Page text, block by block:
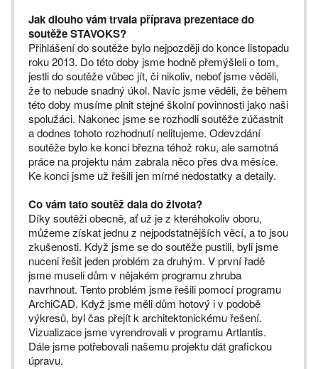
Jak dlouho vám trvala příprava prezentace do
soutěže STAVOKS?
Přihlášení do soutěže bylo nejpozději do konce listopadu
roku 2013. Do této doby jsme hodně přemýšleli o tom,
jestli do soutěže vůbec jít, či nikoliv, neboť jsme věděli,
že to nebude snadný úkol. Navíc jsme věděli, že během
této doby musíme plnit stejné školní povinnosti jako naši
spolužáci. Nakonec jsme se rozhodli soutěže zúčastnit
a dodnes tohoto rozhodnutí nelitujeme. Odevzdání
soutěže bylo ke konci března téhož roku, ale samotná
práce na projektu nám zabrala něco přes dva měsíce.
Ke konci jsme už řešili jen mírné nedostatky a detaily.
Co vám tato soutěž dala do života?
Díky soutěži obecně, ať už je z kteréhokoliv oboru,
můžeme získat jednu z nejpodstatnějších věcí, a to jsou
zkušenosti. Když jsme se do soutěže pustili, byli jsme
nuceni řešit jeden problém za druhým. V první řadě
jsme museli dům v nějakém programu zhruba
navrhnout. Tento problém jsme řešili pomocí programu
ArchiCAD. Když jsme měli dům hotový i v podobě
výkresů, byl čas přejít k architektonickému řešení.
Vizualizace jsme vyrendrovali v programu Artlantis.
Dále jsme potřebovali našemu projektu dát grafickou
úpravu.